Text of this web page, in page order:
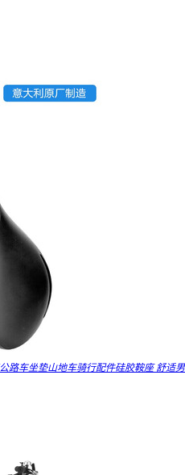
路车坐垫山地车骑行配件硅胶鞍座 舒适男